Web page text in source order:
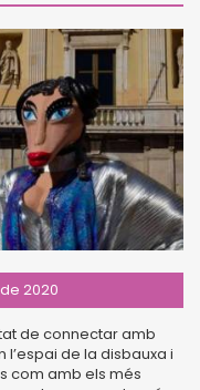
2020
de connectar amb
de la disbauxa i
com amb els més